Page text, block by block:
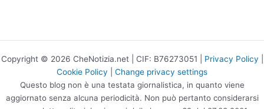
Copyright © 2026 CheNotizia.net | CIF: B76273051 | Privacy Policy
Cookie Policy
Change privacy settings
Questo blog non è una testata giornalistica, in quanto viene
aggiornato senza alcuna periodicità. Non può pertanto considerarsi